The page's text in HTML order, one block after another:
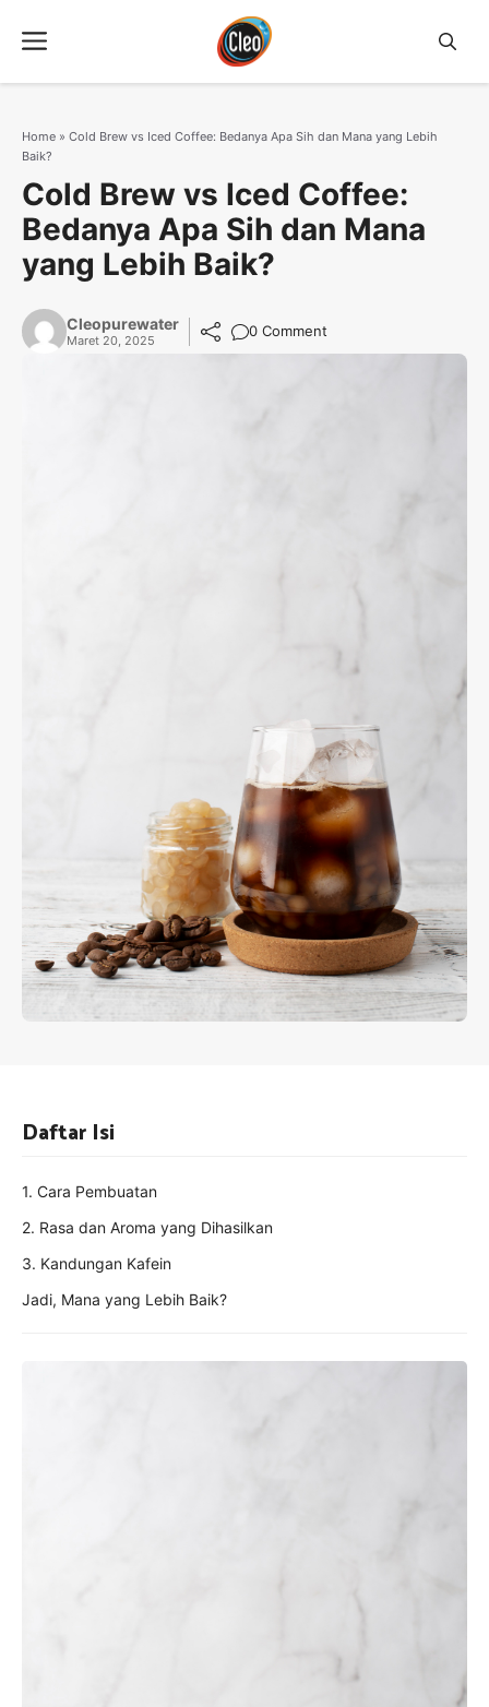
Menu
Home » Cold Brew vs Iced Coffee: Bedanya Apa Sih dan Mana yang Lebih
Baik?
Cold Brew vs Iced Coffee:
Bedanya Apa Sih dan Mana
yang Lebih Baik?
Cleopurewater
Maret 20, 2025
0 Comment
Daftar Isi
1. Cara Pembuatan
2. Rasa dan Aroma yang Dihasilkan
3. Kandungan Kafein
Jadi, Mana yang Lebih Baik?